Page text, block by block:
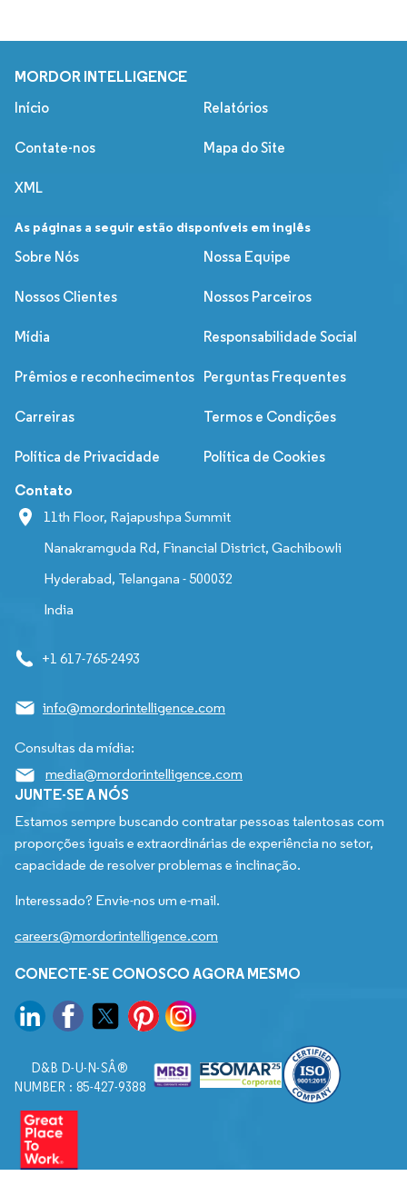
MORDOR INTELLIGENCE
Início Relatórios
Contate-nos Mapa do Site
XML
As páginas a seguir estão disponíveis em inglês
Sobre Nós
Nossa Equipe
Nossos Clientes Nossos Parceiros
Mídia Responsabilidade Social
Prêmios e reconhecimentos Perguntas Frequentes
Carreiras Termos e Condições
Política de Privacidade Política de Cookies
Contato
11th Floor, Rajapushpa Summit
Nanakramguda Rd, Financial District, Gachibowli
Hyderabad, Telangana - 500032
India
+1 617-765-2493
info@mordorintelligence.com
Consultas da mídia:
media@mordorintelligence.com
JUNTE-SE A NÓS
Estamos sempre buscando contratar pessoas talentosas com
proporções iguais e extraordinárias de experiência no setor,
capacidade de resolver problemas e inclinação.
Interessado? Envie-nos um e-mail.
careers@mordorintelligence.com
CONECTE-SE CONOSCO AGORA MESMO
D&B D-U-N-SÂ®
NUMBER : 85-427-9388